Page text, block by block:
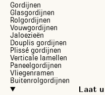
Gordijnen
Glasgordijnen
Rolgordijnen
Vouwgordijnen
Jaloezieën
Douplis gordijnen
Plissé gordijnen
Verticale lamellen
Paneelgordijnen
Vliegenramen
Buitenrolgordijnen
Laat